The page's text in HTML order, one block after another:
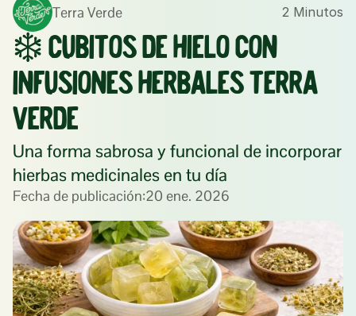
Terra Verde
2 Minutos
❄️ Cubitos de hielo con
infusiones herbales Terra
Verde
Una forma sabrosa y funcional de incorporar
hierbas medicinales en tu día
Fecha de publicación:20 ene. 2026